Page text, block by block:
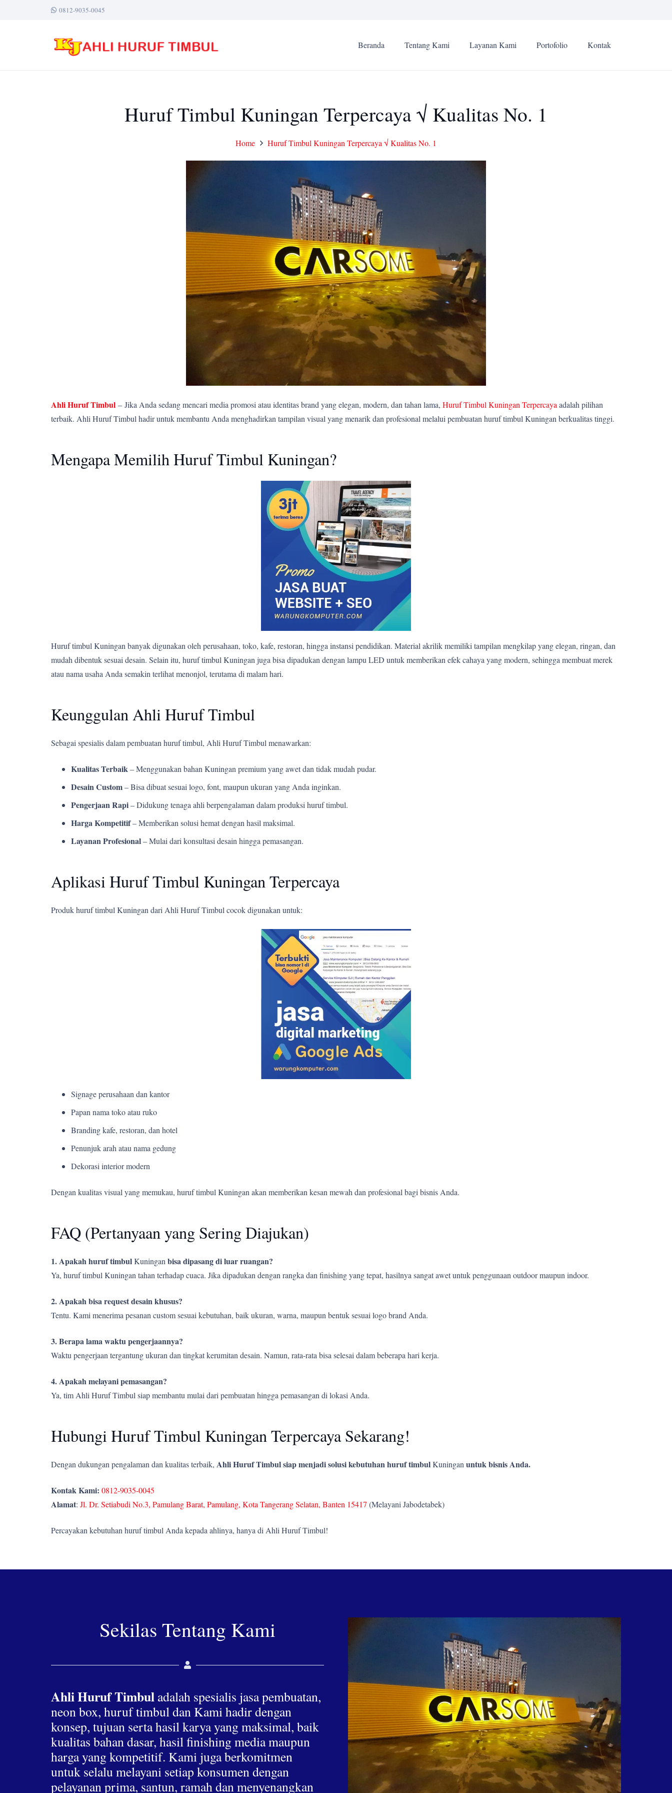
0812-9035-0045
Beranda Tentang Kami Layanan Kami Portofolio Kontak
Huruf Timbul Kuningan Terpercaya √ Kualitas No. 1
Home Huruf Timbul Kuningan Terpercaya √ Kualitas No. 1
Ahli Huruf Timbul – Jika Anda sedang mencari media promosi atau identitas brand yang elegan, modern, dan tahan lama, Huruf Timbul Kuningan Terpercaya adalah pilihan
terbaik. Ahli Huruf Timbul hadir untuk membantu Anda menghadirkan tampilan visual yang menarik dan profesional melalui pembuatan huruf timbul Kuningan berkualitas tinggi.
Mengapa Memilih Huruf Timbul Kuningan?
Huruf timbul Kuningan banyak digunakan oleh perusahaan, toko, kafe, restoran, hingga instansi pendidikan. Material akrilik memiliki tampilan mengkilap yang elegan, ringan, dan
mudah dibentuk sesuai desain. Selain itu, huruf timbul Kuningan juga bisa dipadukan dengan lampu LED untuk memberikan efek cahaya yang modern, sehingga membuat merek
atau nama usaha Anda semakin terlihat menonjol, terutama di malam hari.
Keunggulan Ahli Huruf Timbul
Sebagai spesialis dalam pembuatan huruf timbul, Ahli Huruf Timbul menawarkan:
Kualitas Terbaik– Menggunakan bahan Kuningan premium yang awet dan tidak mudah pudar.
Desain Custom– Bisa dibuat sesuai logo, font, maupun ukuran yang Anda inginkan.
Pengerjaan Rapi– Didukung tenaga ahli berpengalaman dalam produksi huruf timbul.
Harga Kompetitif– Memberikan solusi hemat dengan hasil maksimal.
Layanan Profesional– Mulai dari konsultasi desain hingga pemasangan.
Aplikasi Huruf Timbul Kuningan Terpercaya
Produk huruf timbul Kuningan dari Ahli Huruf Timbul cocok digunakan untuk:
Signage perusahaan dan kantor
Papan nama toko atau ruko
Branding kafe, restoran, dan hotel
Penunjuk arah atau nama gedung
Dekorasi interior modern
Dengan kualitas visual yang memukau, huruf timbul Kuningan akan memberikan kesan mewah dan profesional bagi bisnis Anda.
FAQ (Pertanyaan yang Sering Diajukan)
1. Apakah huruf timbulKuningan bisa dipasang di luar ruangan?
Ya, huruf timbul Kuningan tahan terhadap cuaca. Jika dipadukan dengan rangka dan finishing yang tepat, hasilnya sangat awet untuk penggunaan outdoor maupun indoor.
2. Apakah bisa request desain khusus?
Tentu. Kami menerima pesanan custom sesuai kebutuhan, baik ukuran, warna, maupun bentuk sesuai logo brand Anda.
3. Berapa lama waktu pengerjaannya?
Waktu pengerjaan tergantung ukuran dan tingkat kerumitan desain. Namun, rata-rata bisa selesai dalam beberapa hari kerja.
4. Apakah melayani pemasangan?
Ya, tim Ahli Huruf Timbul siap membantu mulai dari pembuatan hingga pemasangan di lokasi Anda.
Hubungi Huruf Timbul Kuningan Terpercaya Sekarang!
Dengan dukungan pengalaman dan kualitas terbaik, Ahli Huruf Timbul siap menjadi solusi kebutuhan huruf timbulKuningan untuk bisnis Anda.
Kontak Kami: 0812-9035-0045
Alamat: Jl. Dr. Setiabudi No.3, Pamulang Barat, Pamulang, Kota Tangerang Selatan, Banten 15417 (Melayani Jabodetabek)
Percayakan kebutuhan huruf timbul Anda kepada ahlinya, hanya di Ahli Huruf Timbul!
Sekilas Tentang Kami
Ahli Huruf Timbul adalah spesialis jasa pembuatan,
neon box, huruf timbul dan Kami hadir dengan
konsep, tujuan serta hasil karya yang maksimal, baik
kualitas bahan dasar, hasil finishing media maupun
harga yang kompetitif. Kami juga berkomitmen
untuk selalu melayani setiap konsumen dengan
pelayanan prima, santun, ramah dan menyenangkan